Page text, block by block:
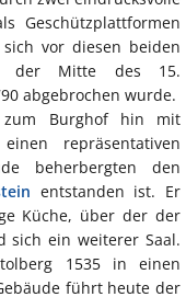
Geschützplattformen
vor diesen beiden
der Mitte des 15.
abgebrochen wurde.
zum Burghof hin mit
repräsentativen
beherbergten den
entstanden ist. Er
Küche, über der der
sich ein weiterer Saal.
1535 in einen
führt heute der